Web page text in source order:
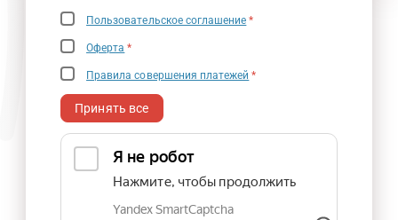
Пользовательское соглашение *
Оферта *
Правила совершения платежей *
Принять все